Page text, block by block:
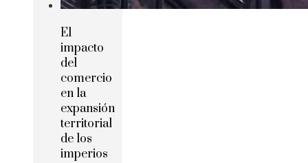
El
impacto
del
comercio
en la
expansión
territorial
de los
imperios